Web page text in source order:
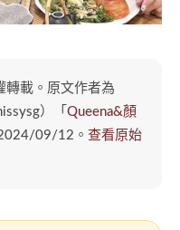
轉載。原文作者為
）「 Queena&顏
09/12。 查看原始